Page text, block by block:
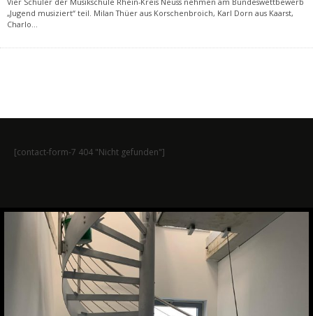
„Jugend musiziert“ teil. Milan Thüer aus Korschenbroich, Karl Dorn aus Kaarst,
Charlo...
[contact-form-7 404 "Nicht gefunden"]